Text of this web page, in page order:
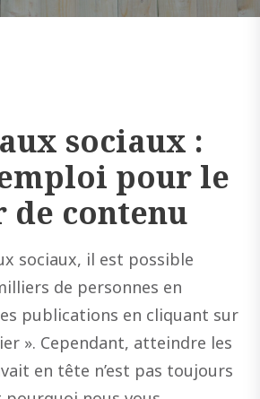
sociaux :
pour le
de contenu
sociaux, il est possible
de personnes en
publications en cliquant sur
». Cependant, atteindre les
en tête n’est pas toujours